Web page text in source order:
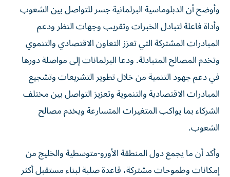
وأوضح أن الدبلوماسية البرلمانية جسر للتواصل بين الشعوب
وأداة فاعلة لتبادل الخبرات وتقريب وجهات النظر ودعم
المبادرات المشتركة التي تعزز التعاون الاقتصادي والتنموي
وتخدم المصالح المتبادلة. ودعا البرلمانات إلى مواصلة دورها
في دعم جهود التنمية من خلال تطوير التشريعات وتشجيع
المبادرات الاقتصادية والتنموية وتعزيز التواصل بين مختلف
الشركاء بما يواكب المتغيرات المتسارعة ويخدم مصالح
الشعوب.
وأكد أن ما يجمع دول المنطقة الأورو-متوسطية والخليج من
إمكانات وطموحات مشتركة، قاعدة صلبة لبناء مستقبل أكثر